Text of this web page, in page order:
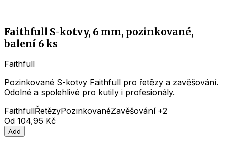
Faithfull S-kotvy, 6 mm, pozinkované,
balení 6 ks
Faithfull
Pozinkované S-kotvy Faithfull pro řetězy a zavěšování.
Odolné a spolehlivé pro kutily i profesionály.
FaithfullŘetězyPozinkovanéZavěšování+2
Od 104,95 Kč
Add